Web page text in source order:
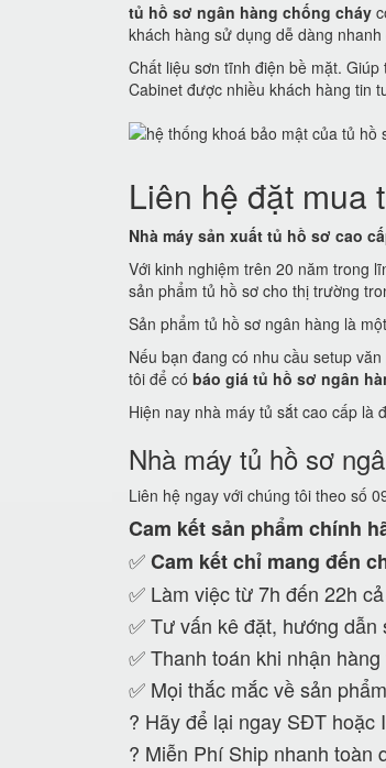
tủ hồ sơ ngân hàng chống cháy
khách hàng sử dụng dễ dàng nhanh
Chất liệu sơn tĩnh điện bề mặt.
Cabinet được nhiều khách hàng tin
Liên hệ đặt mua
Nhà máy sản xuất tủ hồ sơ cao
Với kinh nghiệm trên 20 năm trong
sản phẩm tủ hồ sơ cho thị trường
Sản phẩm tủ hồ sơ ngân hàng là
Nếu bạn đang có nhu cầu setup
tôi để có báo giá tủ hồ sơ ngân
Hiện nay nhà máy tủ sắt cao cấp là
Nhà máy tủ hồ sơ
Liên hệ ngay với chúng tôi theo số
Cam kếtsản phẩm chính
✅Cam kếtchỉ mang đến
✅ Làm việc từ 7h đến 22h
✅ Tư vấn kê đặt, hướng
✅ Thanh toán khi nhận
✅ Mọi thắc mắc về sản
? Hãy để lại ngay SĐT hoặc
? Miễn Phí Ship nhanh toàn